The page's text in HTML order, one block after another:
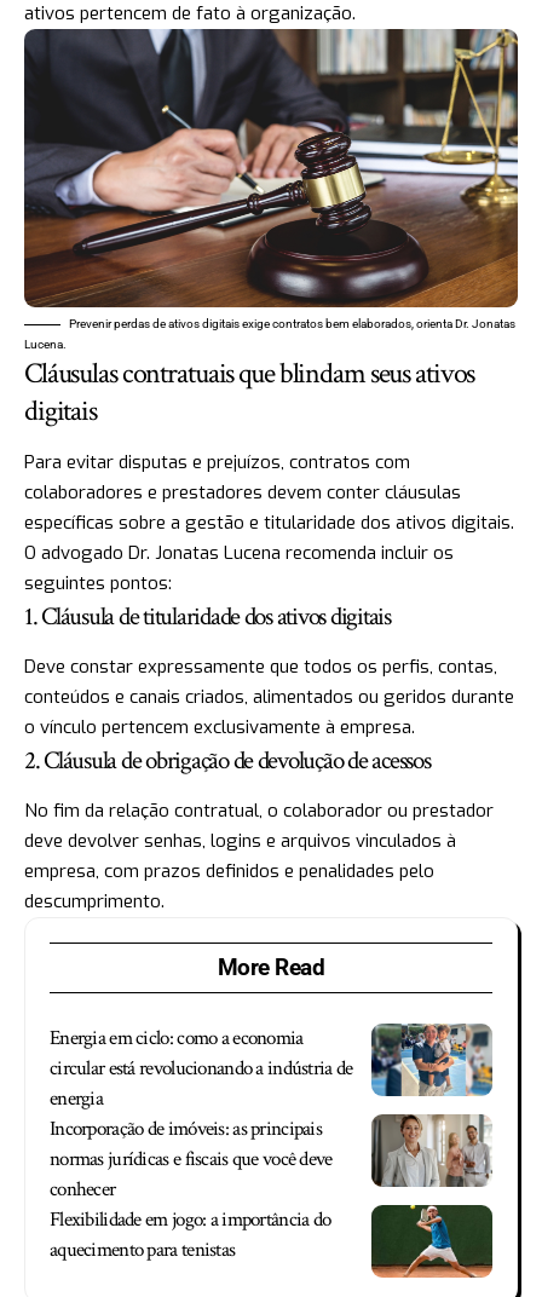
ativos pertencem de fato à organização.
Prevenir perdas de ativos digitais exige contratos bem elaborados, orienta Dr. Jonatas
Lucena.
Cláusulas contratuais que blindam seus ativos
digitais
Para evitar disputas e prejuízos, contratos com
colaboradores e prestadores devem conter cláusulas
específicas sobre a gestão e titularidade dos ativos digitais.
O advogado Dr. Jonatas Lucena recomenda incluir os
seguintes pontos:
1. Cláusula de titularidade dos ativos digitais
Deve constar expressamente que todos os perfis, contas,
conteúdos e canais criados, alimentados ou geridos durante
o vínculo pertencem exclusivamente à empresa.
2. Cláusula de obrigação de devolução de acessos
No fim da relação contratual, o colaborador ou prestador
deve devolver senhas, logins e arquivos vinculados à
empresa, com prazos definidos e penalidades pelo
descumprimento.
More Read
Energia em ciclo: como a economia
circular está revolucionando a indústria de
energia
Incorporação de imóveis: as principais
normas jurídicas e fiscais que você deve
conhecer
Flexibilidade em jogo: a importância do
aquecimento para tenistas